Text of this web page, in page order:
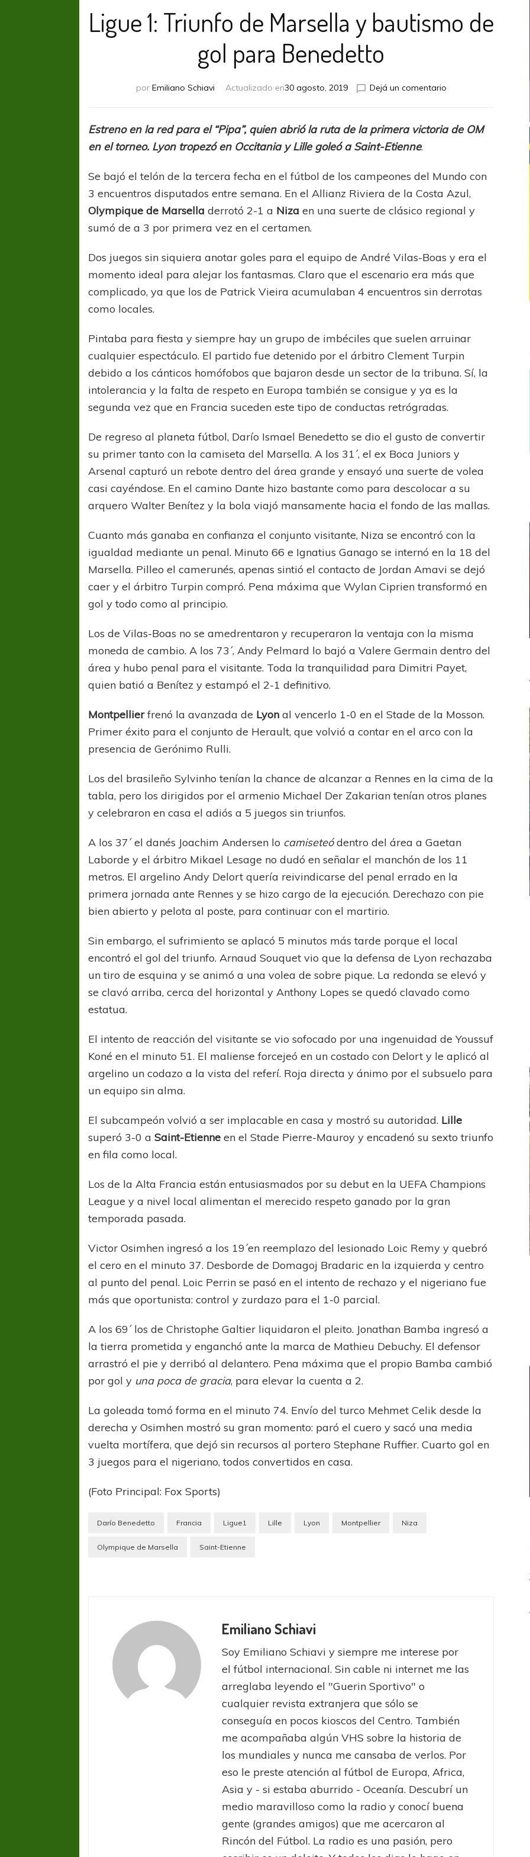
Ligue 1: Triunfo de Marsella y bautismo de
gol para Benedetto
por Emiliano Schiavi Actualizado en30 agosto, 2019 Dejá un comentarioen
Triunfo
de
bautismo
gol
para
Estreno en la red para el “Pipa”, quien abrió la ruta de la primera victoria de OM
en el torneo. Lyon tropezó en Occitania y Lille goleó a Saint-Etienne.
Se bajó el telón de la tercera fecha en el fútbol de los campeones del Mundo con
3 encuentros disputados entre semana. En el Allianz Riviera de la Costa Azul,
Olympique de Marsella derrotó 2-1 a Niza en una suerte de clásico regional y
sumó de a 3 por primera vez en el certamen.
Dos juegos sin siquiera anotar goles para el equipo de André Vilas-Boas y era el
momento ideal para alejar los fantasmas. Claro que el escenario era más que
complicado, ya que los de Patrick Vieira acumulaban 4 encuentros sin derrotas
como locales.
Pintaba para fiesta y siempre hay un grupo de imbéciles que suelen arruinar
cualquier espectáculo. El partido fue detenido por el árbitro Clement Turpin
debido a los cánticos homófobos que bajaron desde un sector de la tribuna. Sí, la
intolerancia y la falta de respeto en Europa también se consigue y ya es la
segunda vez que en Francia suceden este tipo de conductas retrógradas.
De regreso al planeta fútbol, Darío Ismael Benedetto se dio el gusto de convertir
su primer tanto con la camiseta del Marsella. A los 31´, el ex Boca Juniors y
Arsenal capturó un rebote dentro del área grande y ensayó una suerte de volea
casi cayéndose. En el camino Dante hizo bastante como para descolocar a su
arquero Walter Benítez y la bola viajó mansamente hacia el fondo de las mallas.
Cuanto más ganaba en confianza el conjunto visitante, Niza se encontró con la
igualdad mediante un penal. Minuto 66 e Ignatius Ganago se internó en la 18 del
Marsella. Pilleo el camerunés, apenas sintió el contacto de Jordan Amavi se dejó
caer y el árbitro Turpin compró. Pena máxima que Wylan Ciprien transformó en
gol y todo como al principio.
Los de Vilas-Boas no se amedrentaron y recuperaron la ventaja con la misma
moneda de cambio. A los 73´, Andy Pelmard lo bajó a Valere Germain dentro del
área y hubo penal para el visitante. Toda la tranquilidad para Dimitri Payet,
quien batió a Benítez y estampó el 2-1 definitivo.
Montpellierfrenó la avanzada de Lyonal vencerlo 1-0 en el Stade de la Mosson.
Primer éxito para el conjunto de Herault, que volvió a contar en el arco con la
presencia de Gerónimo Rulli.
Los del brasileño Sylvinho tenían la chance de alcanzar a Rennes en la cima de la
tabla, pero los dirigidos por el armenio Michael Der Zakarian tenían otros planes
y celebraron en casa el adiós a 5 juegos sin triunfos.
A los 37´ el danés Joachim Andersen lo camiseteódentro del área a Gaetan
Laborde y el árbitro Mikael Lesage no dudó en señalar el manchón de los 11
metros. El argelino Andy Delort quería reivindicarse del penal errado en la
primera jornada ante Rennes y se hizo cargo de la ejecución. Derechazo con pie
bien abierto y pelota al poste, para continuar con el martirio.
Sin embargo, el sufrimiento se aplacó 5 minutos más tarde porque el local
encontró el gol del triunfo. Arnaud Souquet vio que la defensa de Lyon rechazaba
un tiro de esquina y se animó a una volea de sobre pique. La redonda se elevó y
se clavó arriba, cerca del horizontal y Anthony Lopes se quedó clavado como
estatua.
El intento de reacción del visitante se vio sofocado por una ingenuidad de Youssuf
Koné en el minuto 51. El maliense forcejeó en un costado con Delort y le aplicó al
argelino un codazo a la vista del referí. Roja directa y ánimo por el subsuelo para
un equipo sin alma.
El subcampeón volvió a ser implacable en casa y mostró su autoridad. Lille
superó 3-0 aSaint-Etienne en el Stade Pierre-Mauroy y encadenó su sexto triunfo
en fila como local.
Los de la Alta Francia están entusiasmados por su debut en la UEFA Champions
League y a nivel local alimentan el merecido respeto ganado por la gran
temporada pasada.
Victor Osimhen ingresó a los 19´en reemplazo del lesionado Loic Remy y quebró
el cero en el minuto 37. Desborde de Domagoj Bradaric en la izquierda y centro
al punto del penal. Loic Perrin se pasó en el intento de rechazo y el nigeriano fue
más que oportunista: control y zurdazo para el 1-0 parcial.
A los 69´ los de Christophe Galtier liquidaron el pleito. Jonathan Bamba ingresó a
la tierra prometida y enganchó ante la marca de Mathieu Debuchy. El defensor
arrastró el pie y derribó al delantero. Pena máxima que el propio Bamba cambió
por gol y una poca de gracia, para elevar la cuenta a 2.
La goleada tomó forma en el minuto 74. Envío del turco Mehmet Celik desde la
derecha y Osimhen mostró su gran momento: paró el cuero y sacó una media
vuelta mortífera, que dejó sin recursos al portero Stephane Ruffier. Cuarto gol en
3 juegos para el nigeriano, todos convertidos en casa.
(Foto Principal: Fox Sports)
Darío Benedetto Francia Ligue1 Lille Lyon Montpellier Niza
Olympique de Marsella Saint-Etienne
Emiliano Schiavi
Soy Emiliano Schiavi y siempre me interese por
el fútbol internacional. Sin cable ni internet me las
arreglaba leyendo el "Guerin Sportivo" o
cualquier revista extranjera que sólo se
conseguía en pocos kioscos del Centro. También
me acompañaba algún VHS sobre la historia de
los mundiales y nunca me cansaba de verlos. Por
eso le preste atención al fútbol de Europa, Africa,
Asia y - si estaba aburrido - Oceanía. Descubrí un
medio maravilloso como la radio y conocí buena
gente (grandes amigos) que me acercaron al
Rincón del Fútbol. La radio es una pasión, pero
COPA SUDAMERICANA TIGRE
A pesar de la derrota Tigre avanzó a
Octavos de Final
COPA SUDAMERICANA LANÚS UEFA CHAMPIONS LEAGUE
REGIONAL AMATEUR
jugará ante Estrella del Sur en el
LIGA DE LA COSTA
Las campeonas festejaron ante su gente
FÚTBOL FEMENINO
OTRAS LIGAS FEM
Tiro se quedó con la primera semifinal